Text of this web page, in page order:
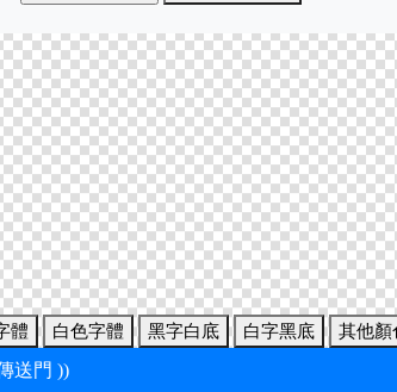
體 白色字體 黑字白底 白字黑底 其他
送門 ))